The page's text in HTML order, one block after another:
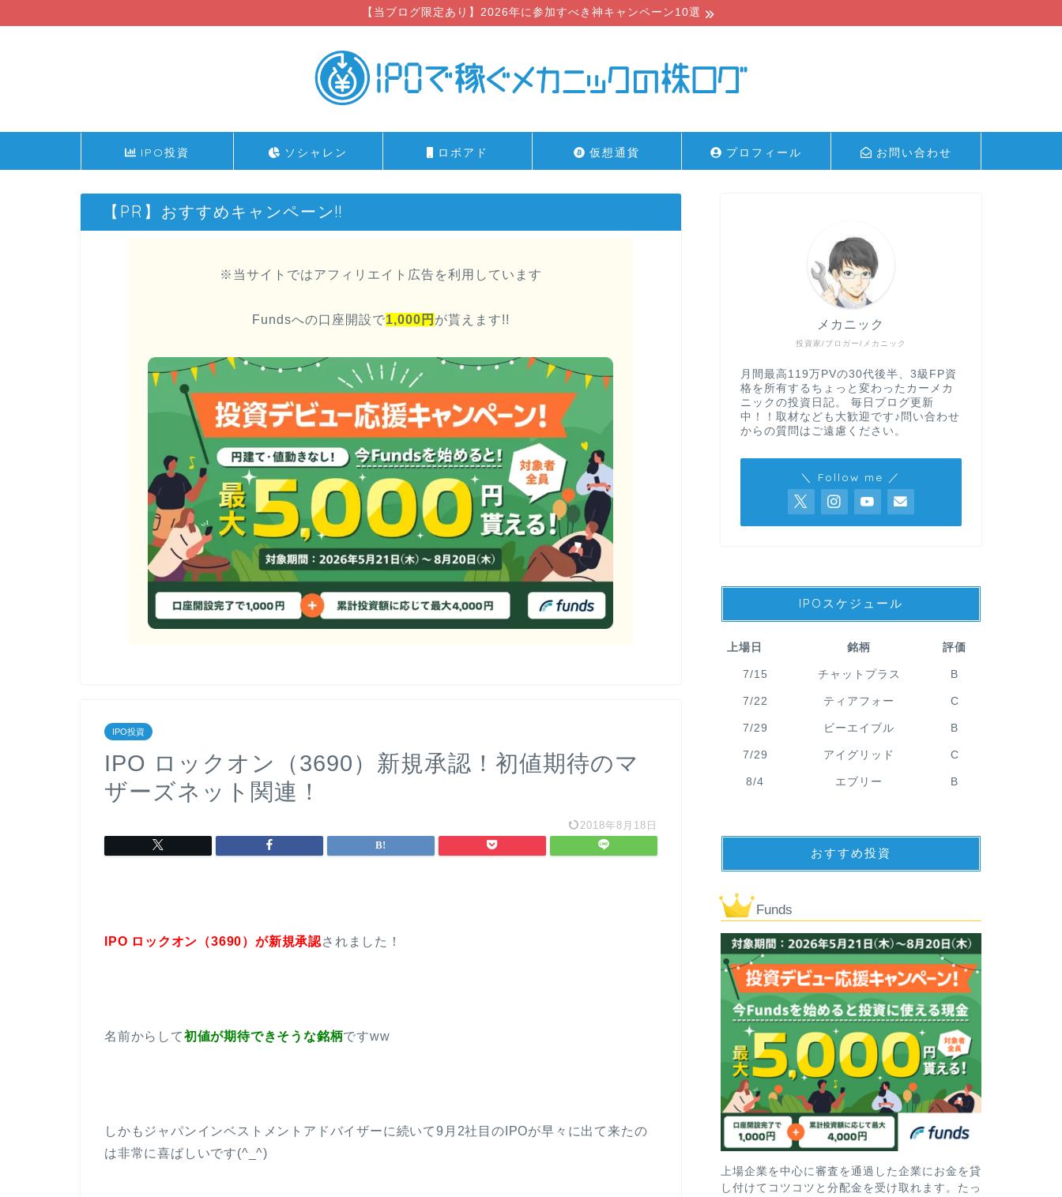
【当ブログ限定あり】2026年に参加すべき神キャンペーン10選
IPO投資 ソシャレン ロボアド 仮想通貨 プロフィール お問い合わせ
【PR】おすすめキャンペーン!!
※当サイトではアフィリエイト広告を利用しています
Fundsへの口座開設で1,000円 が貰えます!!
IPO投資
IPO ロックオン（3690）新規承認！初値期待のマ
ザーズネット関連！
2018年8月18日
IPO ロックオン（3690）が新規承認されました！
名前からして初値が期待できそうな銘柄ですww
しかもジャパンインベストメントアドバイザーに続いて9月2社目のIPOが早々に出て来たの
は非常に喜ばしいです(^_^)
投資家/ブロガー/メカニック
メカニック
月間最高119万PVの30代後半、3級FP資
格を所有するちょっと変わったカーメカ
ニックの投資日記。 毎日ブログ更新
中！！取材なども大歓迎です♪問い合わせ
からの質問はご遠慮ください。
＼ Follow me ／
IPOスケジュール
上場日 銘柄 評価
7/15 チャットプラス B
7/22 ティアフォー C
7/29 ビーエイブル B
7/29 アイグリッド C
8/4 エブリー B
おすすめ投資
Funds
上場企業を中心に審査を通過した企業にお金を貸
し付けてコツコツと分配金を受け取れます。たっ